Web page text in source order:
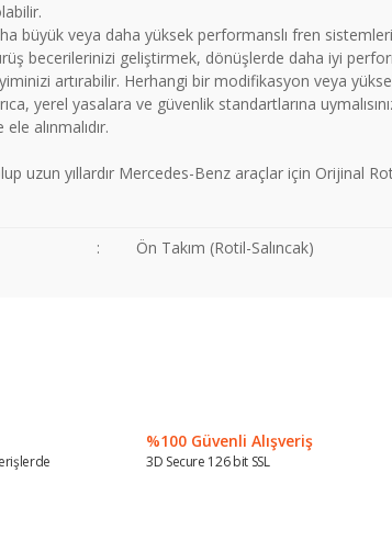
büyük veya daha yüksek performanslı fren
becerilerinizi geliştirmek, dönüşlerde daha iyi
artırabilir. Herhangi bir modifikasyon veya
yerel yasalara ve güvenlik standartlarına
alınmalıdır.
uzun yıllardır Mercedes-Benz araçlar için Orijinal
: Ön Takım (Rotil-Salıncak)
bilgiler bulunuyor.
bulunuyor.
%100 Güvenli Alışveriş
3D Secure 126 bit SSL